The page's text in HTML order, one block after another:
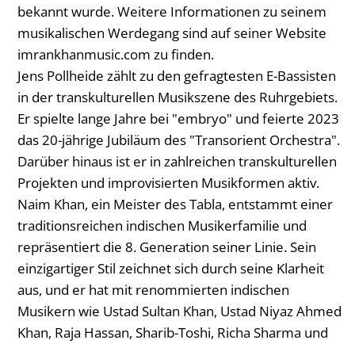
bekannt wurde. Weitere Informationen zu seinem
musikalischen Werdegang sind auf seiner Website
imrankhanmusic.com zu finden.
Jens Pollheide zählt zu den gefragtesten E-Bassisten
in der transkulturellen Musikszene des Ruhrgebiets.
Er spielte lange Jahre bei "embryo" und feierte 2023
das 20-jährige Jubiläum des "Transorient Orchestra".
Darüber hinaus ist er in zahlreichen transkulturellen
Projekten und improvisierten Musikformen aktiv.
Naim Khan, ein Meister des Tabla, entstammt einer
traditionsreichen indischen Musikerfamilie und
repräsentiert die 8. Generation seiner Linie. Sein
einzigartiger Stil zeichnet sich durch seine Klarheit
aus, und er hat mit renommierten indischen
Musikern wie Ustad Sultan Khan, Ustad Niyaz Ahmed
Khan, Raja Hassan, Sharib-Toshi, Richa Sharma und